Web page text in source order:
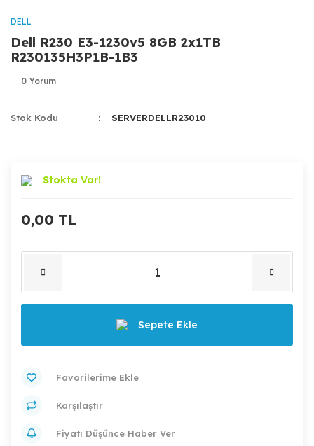
DELL
Dell R230 E3-1230v5 8GB 2x1TB
R230135H3P1B-1B3
0 Yorum
Stok Kodu SERVERDELLR23010
Stokta Var!
0,00 TL
Sepete Ekle
Karşılaştır
Fiyatı Düşünce Haber Ver